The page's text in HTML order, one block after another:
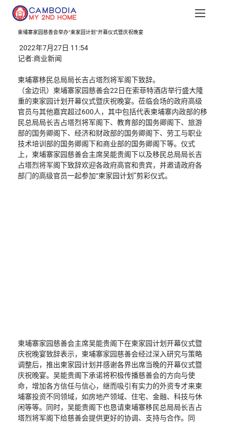
柬埔寨家园慈善会举办“柬家园计划”开幕仪式暨庆祝晚宴
2022年7月27日 11:54
记者:商业新闻
柬埔寨移民总局局长吉占塔烈将军阁下致辞。
（金边讯）柬埔寨家园慈善会22日在索菲特酒店举行盛大隆
重的柬家园计划开幕仪式暨庆祝晚宴。莅临会场的政府高级
官员与其他嘉宾超过600人，其中包括代表柬埔寨内政部的移
民总局局长吉占塔烈将军阁下、教育部的国务卿阁下、旅游
部的国务卿阁下、经济和财政部的国务卿阁下、劳工与职业
技术培训部的国务卿阁下和商业部的国务卿阁下等。仪式
上，柬埔寨家园慈善会主席吴能贵阁下以及移民总局局长吉
占塔烈将军阁下致辞欢迎各政府高官和贵宾，并邀请政府各
部门的高级官员一起参加“柬家园计划”剪彩仪式。
柬埔寨家园慈善会主席吴能贵阁下在柬家园计划开幕仪式暨
庆祝晚宴致辞表示，柬埔寨家园慈善会经过深入研究与策略
调整后，推出柬家园计划并感谢各界出席当晚的开幕仪式暨
庆祝晚宴。吴能贵阁下承诺将积极传播慈善会的方向与使
命，增加各方信任与信心，继而吸引有实力的外资专才来柬
埔寨投资不同领域，如房地产领域、住宅、金融、科技与休
闲等等。同时，吴能贵阁下也恳请柬埔寨移民总局局长吉占
塔烈将军阁下给慈善会提供更好的协调、支持与合作。同